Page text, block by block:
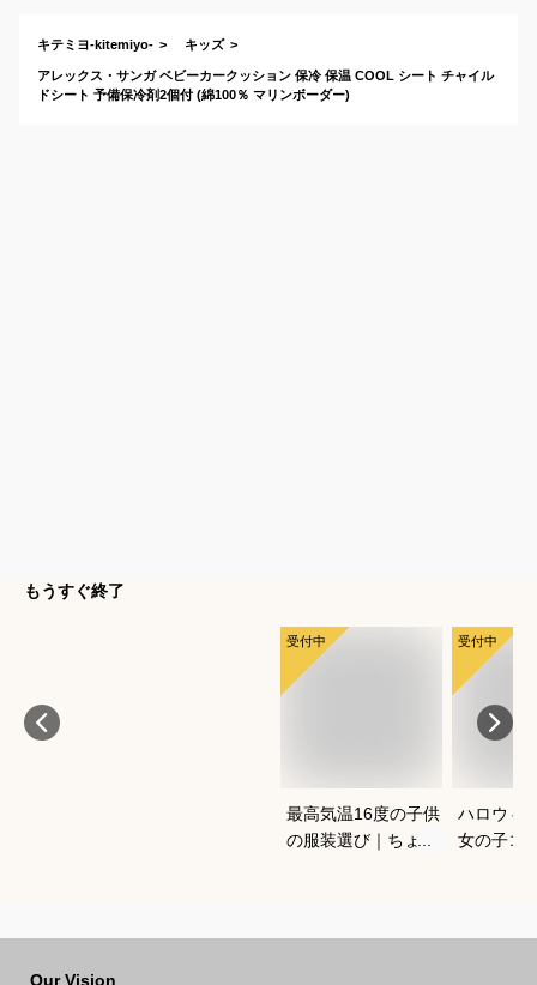
キテミヨ-kitemiyo- キッズ
アレックス・サンガ ベビーカークッション 保冷 保温 COOL シート チャイル
ドシート 予備保冷剤2個付 (綿100％ マリンボーダー)
もうすぐ終了
受付中
最高気温16度の子供
の服装選び｜ちょう
受付中
ハロウィ
女の子コ
Our Vision